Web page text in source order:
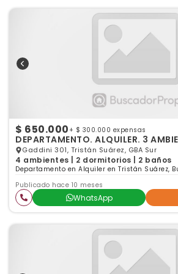
$ 650.000 + $ 300.000 expensas
DEPARTAMENTO. ALQUILER. 3
Gaddini 301, Tristán Suárez, GBA Sur
4 ambientes | 2 dormitorios | 2 baños
Departamento en Alquiler en Tristán Suárez,
Publicado hace 10 meses
WhatsApp